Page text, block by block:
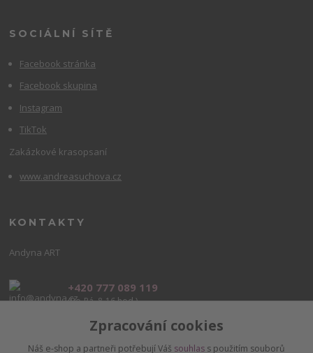
SOCIÁLNÍ SÍTĚ
Facebook stránka
Facebook skupina
Instagram
TikTok
Zakázkové krasopsaní
www.andreasuchova.cz
KONTAKTY
Andyna ART
+420 777 089 119
(Po-Pá, 8-16 hod.)
info@andyna.czZpracování cookies
Náš e-shop a partneři potřebují Váš souhlas s použitím souborů